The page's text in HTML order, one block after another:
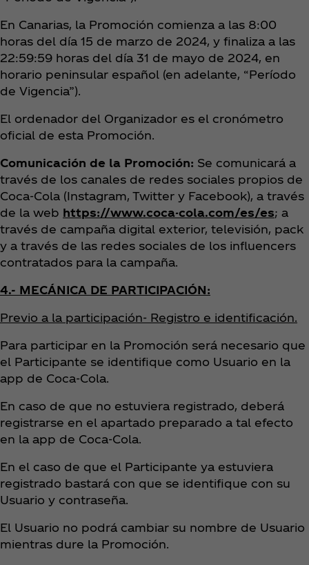
En Canarias, la Promoción comienza a las 8:00
horas del día 15 de marzo de 2024, y finaliza a las
22:59:59 horas del día 31 de mayo de 2024, en
horario peninsular español (en adelante, “Período
de Vigencia”).
El ordenador del Organizador es el cronómetro
oficial de esta Promoción.
Comunicación de la Promoción: Se comunicará a
través de los canales de redes sociales propios de
Coca‑Cola (Instagram, Twitter y Facebook), a través
de la web https://www.coca-cola.com/es/es; a
través de campaña digital exterior, televisión, pack
y a través de las redes sociales de los influencers
contratados para la campaña.
4.- MECÁNICA DE PARTICIPACIÓN:
Previo a la participación- Registro e identificación.
Para participar en la Promoción será necesario que
el Participante se identifique como Usuario en la
app de Coca‑Cola.
En caso de que no estuviera registrado, deberá
registrarse en el apartado preparado a tal efecto
en la app de Coca‑Cola.
En el caso de que el Participante ya estuviera
registrado bastará con que se identifique con su
Usuario y contraseña.
El Usuario no podrá cambiar su nombre de Usuario
mientras dure la Promoción.